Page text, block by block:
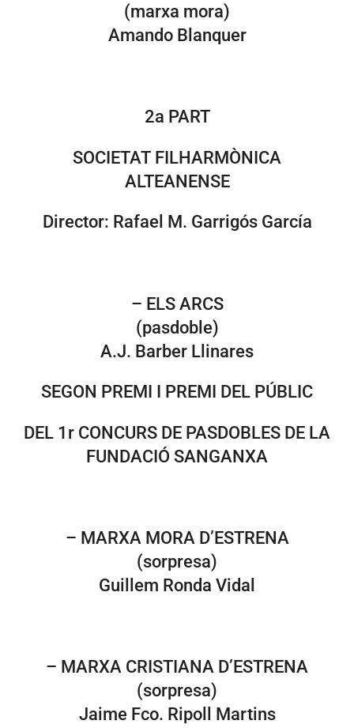
(marxa mora)
Amando Blanquer
2a PART
SOCIETAT FILHARMÒNICA
ALTEANENSE
Director: Rafael M. Garrigós García
– ELS ARCS
(pasdoble)
A.J. Barber Llinares
SEGON PREMI I PREMI DEL PÚBLIC
DEL 1r CONCURS DE PASDOBLES DE LA
FUNDACIÓ SANGANXA
– MARXA MORA D’ESTRENA
(sorpresa)
Guillem Ronda Vidal
– MARXA CRISTIANA D’ESTRENA
(sorpresa)
Jaime Fco. Ripoll Martins